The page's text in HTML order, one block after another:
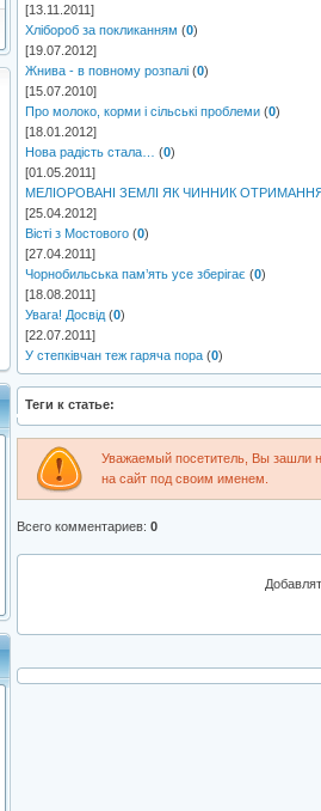
[13.11.2011]
Хлібороб за покликанням (0)
[19.07.2012]
Жнива - в повному розпалі (0)
[15.07.2010]
Про молоко, корми і сільські проблеми (0)
[18.01.2012]
Нова радість стала…
(0)
[01.05.2011]
МЕЛІОРОВАНІ ЗЕМЛІ ЯК ЧИННИК
[25.04.2012]
Вісті з Мостового (0)
[27.04.2011]
Чорнобильська пам’ять усе зберігає (0)
[18.08.2011]
Увага! Досвід (0)
[22.07.2011]
У степківчан теж гаряча пора (0)
Теги к статье:
Уважаемый посетитель, Вы зашли
на сайт под своим именем.
Всего комментариев: 0